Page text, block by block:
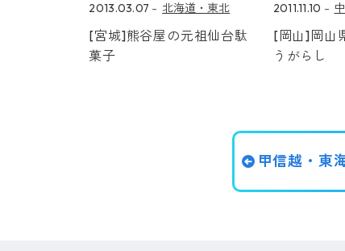
2013.03.07 北海道・東北
[宮城]熊谷屋の元祖仙台駄
菓子
2011.11.10
[岡山]岡山
うがらし
甲信越・東